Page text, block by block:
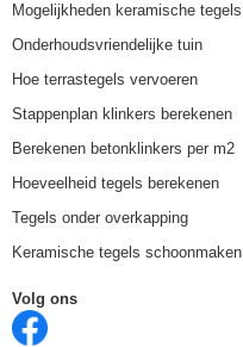
Mogelijkheden keramische tegels
Onderhoudsvriendelijke tuin
Hoe terrastegels vervoeren
Stappenplan klinkers berekenen
Berekenen betonklinkers per m2
Hoeveelheid tegels berekenen
Tegels onder overkapping
Keramische tegels schoonmaken
Volg ons